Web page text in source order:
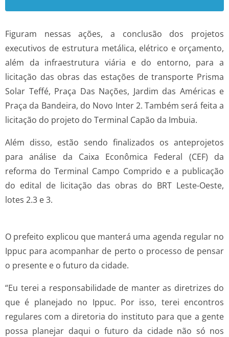
Figuram nessas ações, a conclusão dos projetos
executivos de estrutura metálica, elétrico e orçamento,
além da infraestrutura viária e do entorno, para a
licitação das obras das estações de transporte Prisma
Solar Teffé, Praça Das Nações, Jardim das Américas e
Praça da Bandeira, do Novo Inter 2. Também será feita a
licitação do projeto do Terminal Capão da Imbuia.
Além disso, estão sendo finalizados os anteprojetos
para análise da Caixa Econômica Federal (CEF) da
reforma do Terminal Campo Comprido e a publicação
do edital de licitação das obras do BRT Leste-Oeste,
lotes 2.3 e 3.
O prefeito explicou que manterá uma agenda regular no
Ippuc para acompanhar de perto o processo de pensar
o presente e o futuro da cidade.
“Eu terei a responsabilidade de manter as diretrizes do
que é planejado no Ippuc. Por isso, terei encontros
regulares com a diretoria do instituto para que a gente
possa planejar daqui o futuro da cidade não só nos